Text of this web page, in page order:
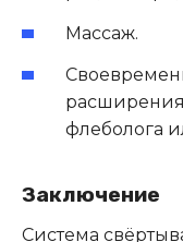
Массаж.
флеболога
Заключение
Система